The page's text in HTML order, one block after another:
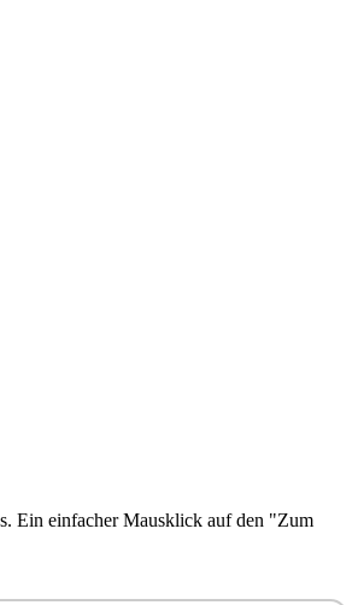
Ein einfacher Mausklick auf den "Zum